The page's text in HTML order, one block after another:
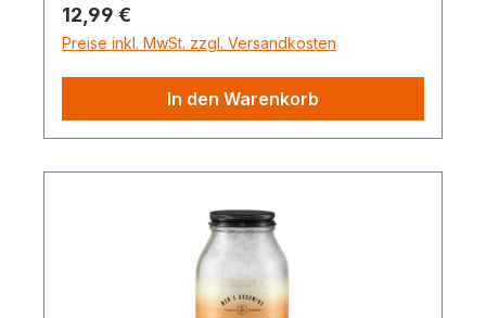
Regulärer Preis:
12,99 €
Preise inkl. MwSt. zzgl. Versandkosten
In den Warenkorb